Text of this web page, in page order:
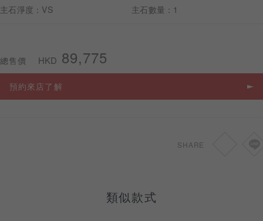
主石淨度：VS
主石數量：1
總售價 HKD 89,775
預約來店了解
SHARE
類似款式